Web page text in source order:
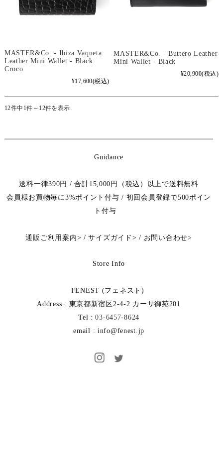
MASTER&Co. - Ibiza Vaqueta
Leather Mini Wallet - Black
Croco
¥17,600(税込)
MASTER&Co. - Buttero Leather
Mini Wallet - Black
¥20,900(税込)
12件中1件～12件を表示
Guidance
送料一律390円 / 合計15,000円（税込）以上で送料無料
会員様お買物毎に3%ポイント付与 / 初回会員登録で500ポイン
ト付与
通販ご利用案内> /サイズガイド> / お問い合わせ>
Store Info
FENEST (フェネスト)
Address : 東京都新宿区2-4-2 カーサ御苑201
Tel :03-6457-8624
email : info@fenest.jp